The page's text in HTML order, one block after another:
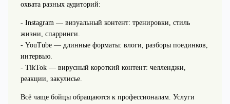
охвата разных аудиторий:
- Instagram — визуальный контент: тренировки, стиль
жизни, спарринги.
- YouTube — длинные форматы: влоги, разборы поединков,
интервью.
- TikTok — вирусный короткий контент: челленджи,
реакции, закулисье.
Всё чаще бойцы обращаются к профессионалам. Услуги